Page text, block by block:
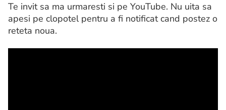
Te invit sa ma urmaresti si pe YouTube. Nu uita sa
apesi pe clopotel pentru a fi notificat cand postez o
reteta noua.